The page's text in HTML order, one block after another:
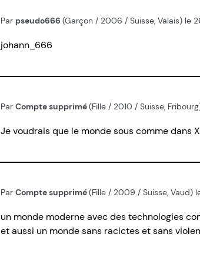
Par pseudo666 (Garçon / 2006 / Suisse, Valais) le
johann_666
Par Compte supprimé(Fille / 2010 / Suisse,
Je voudrais que le monde sous comme dans
Par Compte supprimé(Fille / 2009 / Suisse, Vaud)
un monde moderne avec des technologies
et aussi un monde sans racictes et sans